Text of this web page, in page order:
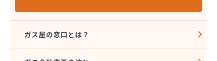
ガス屋の窓口とは？